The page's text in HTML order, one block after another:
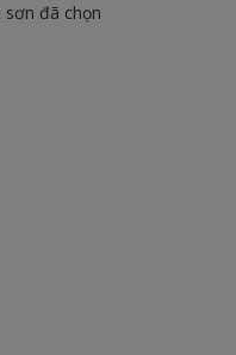
đã chọn